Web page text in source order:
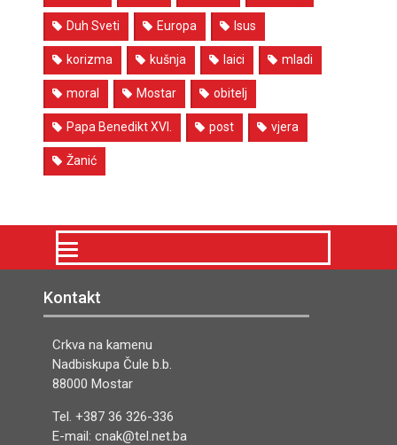
Duh Sveti Europa Isus
korizma kušnja laici mladi
moral Mostar obitelj
Papa Benedikt XVI. post vjera
Žanić
Kontakt
Crkva na kamenu
Nadbiskupa Čule b.b.
88000 Mostar
Tel. +387 36 326-336
E-mail: cnak@tel.net.ba